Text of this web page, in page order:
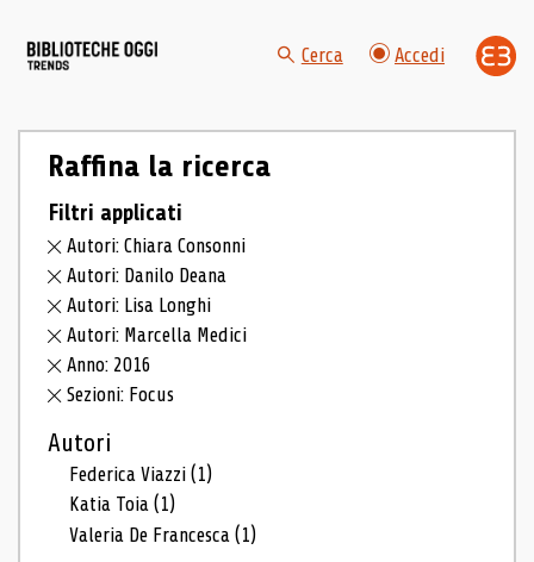
Cerca Accedi
Raffina la ricerca
Filtri applicati
Autori: Chiara Consonni
Autori: Danilo Deana
Autori: Lisa Longhi
Autori: Marcella Medici
Anno: 2016
Sezioni: Focus
Autori
Federica Viazzi(1)
Katia Toia(1)
Valeria De Francesca(1)